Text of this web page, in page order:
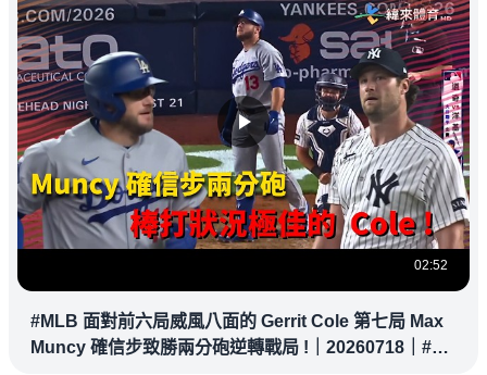
02:52
#MLB 面對前六局威風八面的 Gerrit Cole 第七局 Max
Muncy 確信步致勝兩分砲逆轉戰局 !｜20260718｜#洛